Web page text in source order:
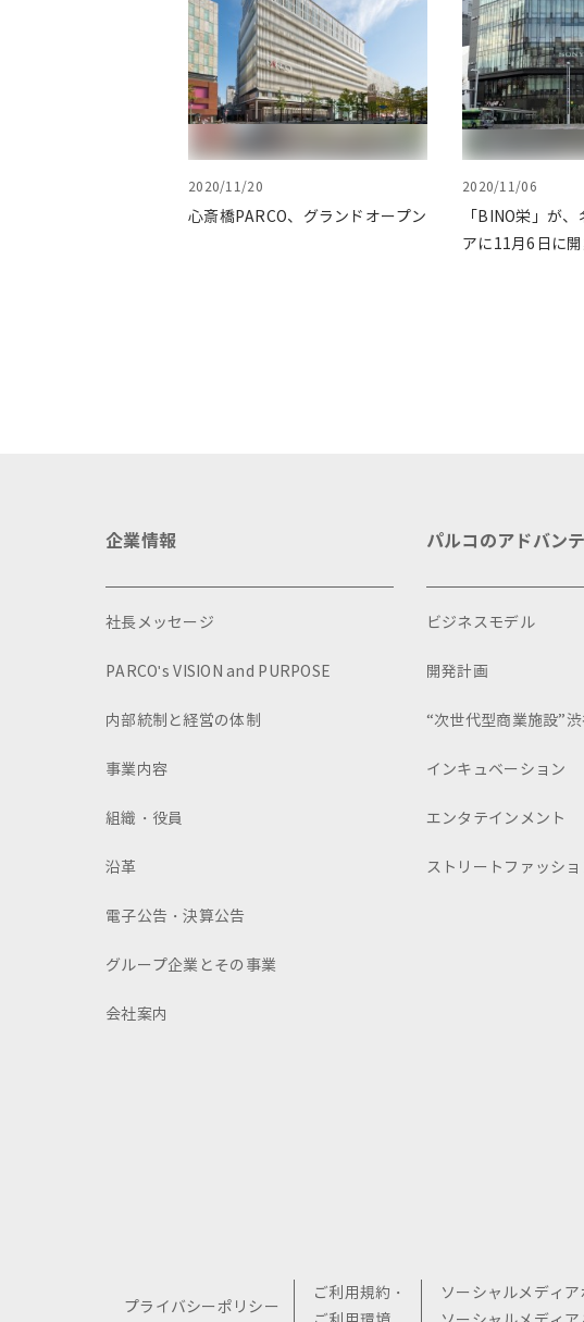
2020/11/20
心斎橋PARCO、グランドオープン
2020/11/06
「BINO栄」が
アに11月6日に
企業情報
社長メッセージ
PARCO's VISION and PURPOSE
内部統制と経営の体制
事業内容
組織・役員
沿革
電子公告・決算公告
グループ企業とその事業
会社案内
パルコのアドバン
ビジネスモデル
開発計画
“次世代型商業施設”渋
インキュベーション
エンタテインメント
ストリートファッシ
プライバシーポリシー
ご利用規約・
ソーシャルメディア